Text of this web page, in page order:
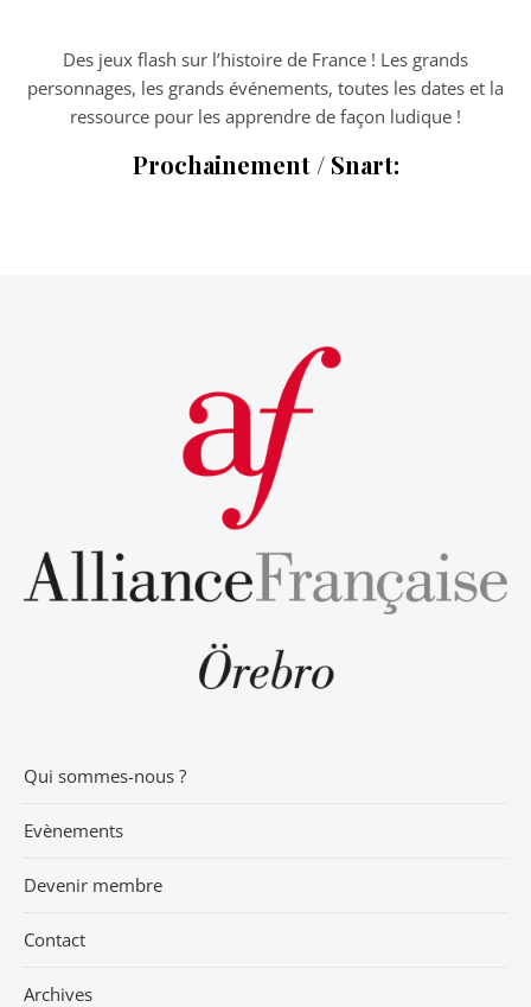
Des jeux flash sur l’histoire de France ! Les grands
personnages, les grands événements, toutes les dates et la
ressource pour les apprendre de façon ludique !
Prochainement / Snart:
Qui sommes-nous ?
Evènements
Devenir membre
Contact
Archives